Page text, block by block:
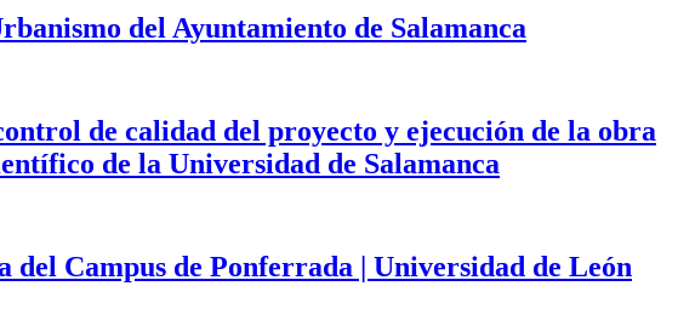
del Ayuntamiento de Salamanca
de calidad del proyecto y ejecución de la obra
de la Universidad de Salamanca
Campus de Ponferrada | Universidad de León